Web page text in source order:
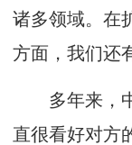
诸多领域。在
方面，我们还
多年来，中
直很看好对方